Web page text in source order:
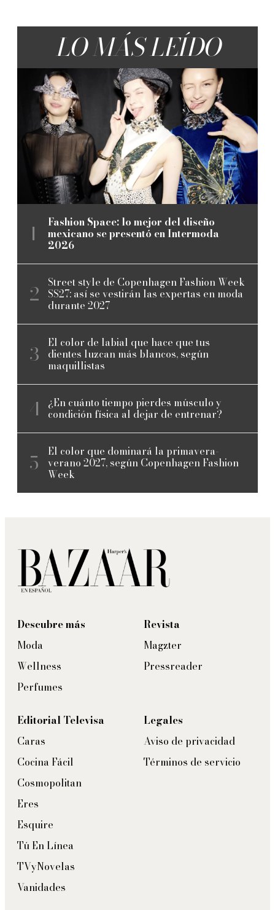
LO MÁS LEÍDO
Fashion Space: lo mejor del diseño
mexicano se presentó en Intermoda
2026
Street style de Copenhagen Fashion Week
SS27: así se vestirán las expertas en moda
durante 2027
El color de labial que hace que tus
dientes luzcan más blancos, según
maquillistas
¿En cuánto tiempo pierdes músculo y
condición física al dejar de entrenar?
El color que dominará la primavera-
verano 2027, según Copenhagen Fashion
Week
Descubre más
Moda
Wellness
Perfumes
Revista
Magzter
Pressreader
Editorial Televisa
Caras
Cocina Fácil
Cosmopolitan
Eres
Esquire
Tú En Línea
TVyNovelas
Vanidades
Legales
Aviso de privacidad
Términos de servicio